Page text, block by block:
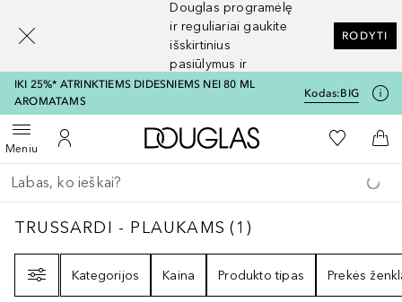
Douglas programėlę
ir reguliariai gaukite
išskirtinius
pasiūlymus ir
nuolaidas
RODYTI
IKI 25%* ATRINKTIEMS DIDESNIEMS NEI 80 ML
AROMATAMS
Kodas:BIG
MeniuAtidaryti meniuĮ mano paskyrą
Į Douglas pagrindinį
Į mano
Į
Grįžk atgal
Vykdykite paiešką
TRUSSARDI - PLAUKAMS 1
TRUSSARDI - PLAUKAMS (1 )
Kategorijos
Kaina Produkto tipas Prekės
[navigation.slideout.screenreader]